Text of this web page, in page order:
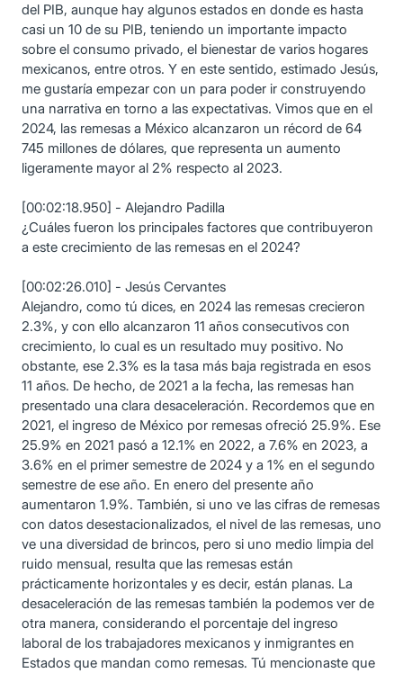
del PIB, aunque hay algunos estados en donde es hasta
casi un 10 de su PIB, teniendo un importante impacto
sobre el consumo privado, el bienestar de varios hogares
mexicanos, entre otros. Y en este sentido, estimado Jesús,
me gustaría empezar con un para poder ir construyendo
una narrativa en torno a las expectativas. Vimos que en el
2024, las remesas a México alcanzaron un récord de 64
745 millones de dólares, que representa un aumento
ligeramente mayor al 2% respecto al 2023.
[00:02:18.950] - Alejandro Padilla
¿Cuáles fueron los principales factores que contribuyeron
a este crecimiento de las remesas en el 2024?
[00:02:26.010] - Jesús Cervantes
Alejandro, como tú dices, en 2024 las remesas crecieron
2.3%, y con ello alcanzaron 11 años consecutivos con
crecimiento, lo cual es un resultado muy positivo. No
obstante, ese 2.3% es la tasa más baja registrada en esos
11 años. De hecho, de 2021 a la fecha, las remesas han
presentado una clara desaceleración. Recordemos que en
2021, el ingreso de México por remesas ofreció 25.9%. Ese
25.9% en 2021 pasó a 12.1% en 2022, a 7.6% en 2023, a
3.6% en el primer semestre de 2024 y a 1% en el segundo
semestre de ese año. En enero del presente año
aumentaron 1.9%. También, si uno ve las cifras de remesas
con datos desestacionalizados, el nivel de las remesas, uno
ve una diversidad de brincos, pero si uno medio limpia del
ruido mensual, resulta que las remesas están
prácticamente horizontales y es decir, están planas. La
desaceleración de las remesas también la podemos ver de
otra manera, considerando el porcentaje del ingreso
laboral de los trabajadores mexicanos y inmigrantes en
Estados que mandan como remesas. Tú mencionaste que